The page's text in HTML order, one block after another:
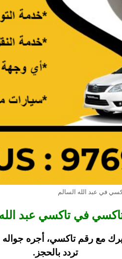
في تاكسي عبد الله
مع رقم تاكسي، أجره جواله
تردد بالحجز.